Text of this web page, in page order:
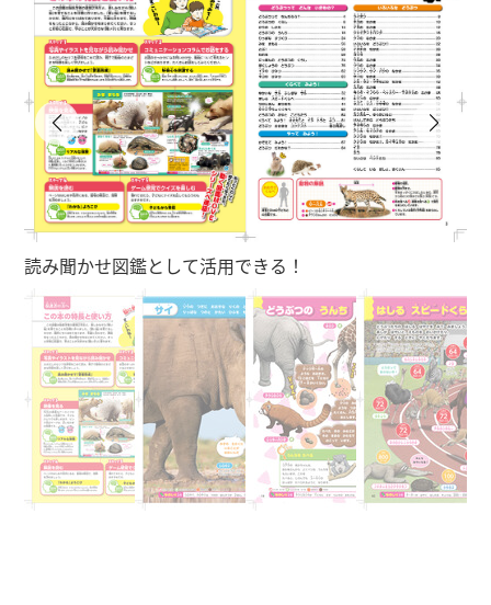
読み聞かせ図鑑として活用できる！